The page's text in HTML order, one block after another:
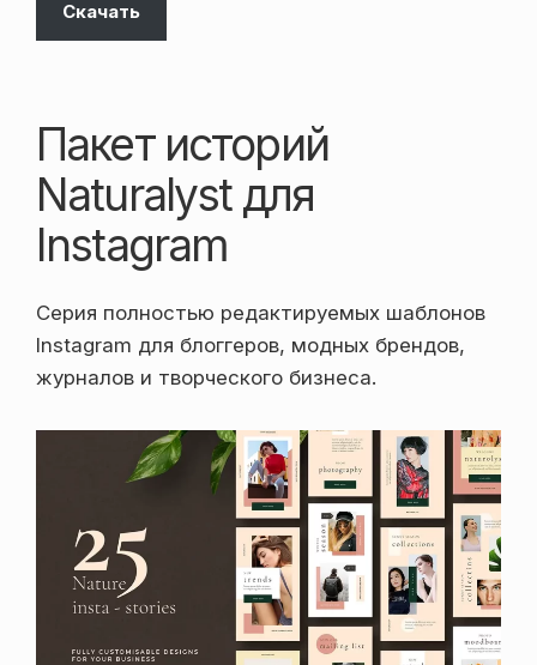
Скачать
Пакет историй
Naturalyst для
Instagram
Серия полностью редактируемых шаблонов
Instagram для блоггеров, модных брендов,
журналов и творческого бизнеса.